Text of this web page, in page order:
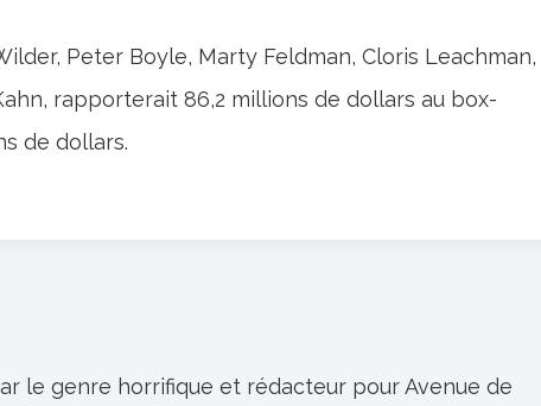
Peter Boyle, Marty Feldman, Cloris Leachman,
rapporterait 86,2 millions de dollars au box-
de dollars.
le genre horrifique et rédacteur pour Avenue de